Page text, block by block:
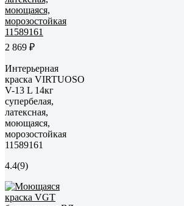
2 869 ₽
Интерьерная
краска VIRTUOSO
V-13 L 14кг
супербелая,
латексная,
моющаяся,
морозостойкая
11589161
4.4(9)